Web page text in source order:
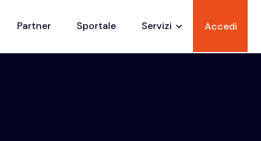
Partner Sportale Servizi Accedi